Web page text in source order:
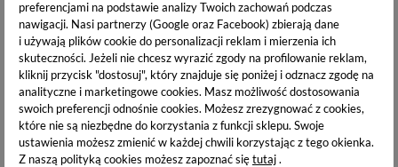
preferencjami na podstawie analizy Twoich zachowań podczas
nawigacji. Nasi partnerzy (Google oraz Facebook) zbierają dane
i używają plików cookie do personalizacji reklam i mierzenia ich
skuteczności. Jeżeli nie chcesz wyrazić zgody na profilowanie reklam,
kliknij przycisk "dostosuj", który znajduje się poniżej i odznacz zgodę na
analityczne i marketingowe cookies. Masz możliwość dostosowania
swoich preferencji odnośnie cookies. Możesz zrezygnować z cookies,
które nie są niezbędne do korzystania z funkcji sklepu. Swoje
ustawienia możesz zmienić w każdej chwili korzystając z tego okienka.
Z naszą polityką cookies możesz zapoznać siętutaj.
Claresa Black by nature -
Eyeliner w płynie 4g
16,86 zł
Claresa Blend , My Friend
Baza pod cienie do powiek
5,5 ml
14,99 zł